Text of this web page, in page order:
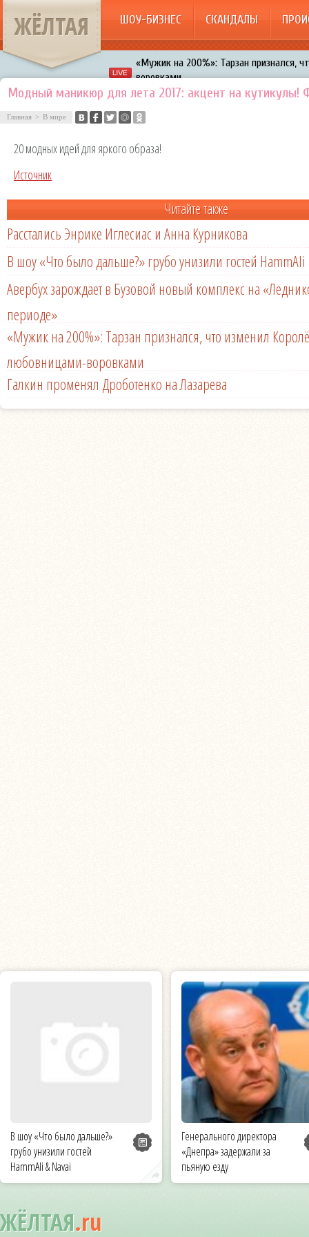
ЖЁЛТАЯ ШОУ-БИЗНЕС СКАНДАЛЫ
«Мужик на 200%»: Тарзан признался,
воровками
Галкин променял Дроботенко на
Расстались Энрике Иглесиас и Анна
Авербух зарождает в Бузовой новый
Модный маникюр для лета 2017: акцент на кутикулы!
Главная > В мире
20 модных идей для яркого образа!
Источник
Читайте также
Расстались Энрике Иглесиас и Анна Курникова
В шоу «Что было дальше?» грубо унизили гостей HammAli
Авербух зарождает в Бузовой новый комплекс на
периоде»
«Мужик на 200%»: Тарзан признался, что изменил
любовницами-воровками
Галкин променял Дроботенко на Лазарева
В шоу «Что было дальше?»
грубо унизили гостей
HammAli & Navai
Генерального директора
«Днепра» задержали за
пьяную езду
ЖЁЛТАЯ.ru